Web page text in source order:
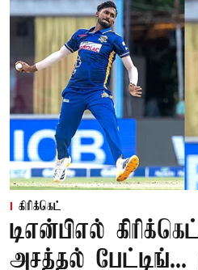
கிரிக்கெட்
டிஎன்பிஎல்
அசத்தல் பேட்டிங்...